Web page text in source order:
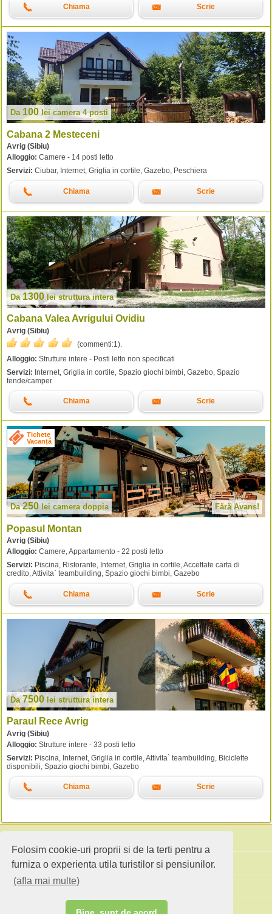
Folosim cookie-uri proprii si de la terti pentru a
furniza o experienta utila turistilor si pensiunilor.
(afla mai multe)
Chiama Scrie
Da 100 lei camera 4 posti
Cabana 2 Mesteceni
Avrig (Sibiu)
Alloggio: Camere - 14 posti letto
Servizi: Ciubar, Internet, Griglia in cortile, Gazebo, Peschiera
Chiama Scrie
Da1300 leistruttura intera
Cabana Valea Avrigului Ovidiu
Avrig (Sibiu)
(commenti:1).
Alloggio: Strutture intere - Posti letto non specificati
Servizi: Internet, Griglia in cortile, Spazio giochi bimbi, Gazebo, Spazio
tende/camper
Chiama Scrie
Tichete
Vacanță
Da250 lei camera doppia Fără Avans!
Popasul Montan
Avrig (Sibiu)
Alloggio: Camere, Appartamento - 22 posti letto
Servizi: Piscina, Ristorante, Internet, Griglia in cortile, Accettate carta di
credito, Attivita` teambuilding, Spazio giochi bimbi, Gazebo
Chiama Scrie
Da7500 lei struttura intera
Paraul Rece Avrig
Avrig (Sibiu)
Alloggio: Strutture intere - 33 posti letto
Servizi: Piscina, Internet, Griglia in cortile, Attivita` teambuilding, Biciclette
disponibili, Spazio giochi bimbi, Gazebo
Chiama Scrie
Cerca alloggio